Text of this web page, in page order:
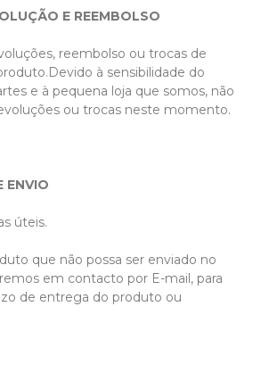
E REEMBOLSO
reembolso ou trocas de
à sensibilidade do
e à pequena loja que somos, não
ou trocas neste momento.
ENVIO
úteis.
que não possa ser enviado no
em contacto por E-mail, para
de entrega do produto ou